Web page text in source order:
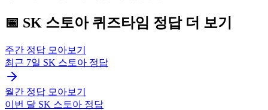
📅 SK 스토아 퀴즈타임 정답 더 보기
주간 정답 모아보기
최근 7일 SK 스토아 정답
월간 정답 모아보기
이번 달 SK 스토아 정답